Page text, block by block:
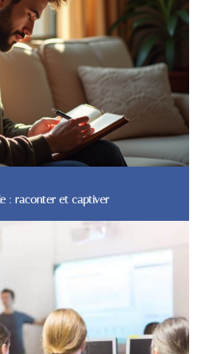
: raconter et captiver